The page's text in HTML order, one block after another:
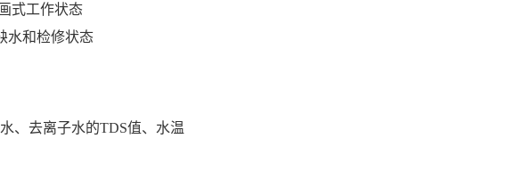
式工作状态
水和检修状态
、去离子水的TDS值、水温